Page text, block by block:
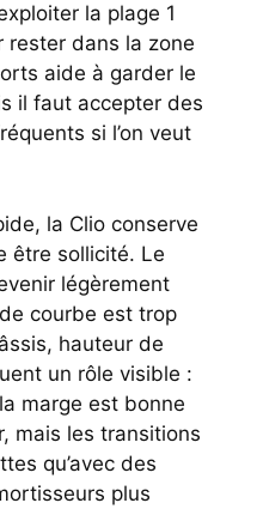
la plage 1
dans la zone
aide à garder le
il faut accepter des
si l’on veut
la Clio conserve
être sollicité. Le
légèrement
courbe est trop
hauteur de
un rôle visible :
marge est bonne
mais les transitions
qu’avec des
plus